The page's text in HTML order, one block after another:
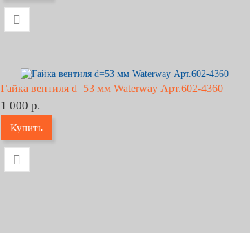
Гайка вентиля d=53 мм Waterway Арт.602-4360
1 000 р.
Купить